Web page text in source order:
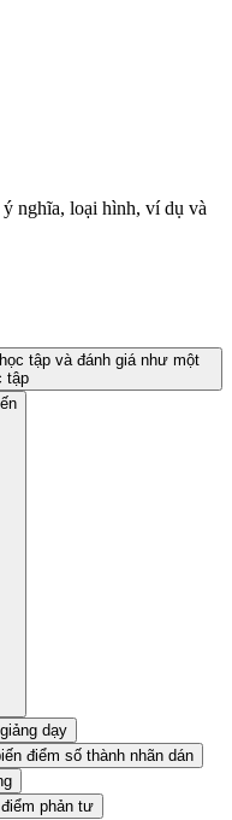
nghĩa, loại hình, ví dụ và
tập và đánh giá như một
tập
dạy
điểm số thành nhãn dán
phản tư